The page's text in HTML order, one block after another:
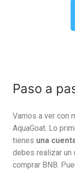
Paso a
Vamos a ver con
AquaGoat. Lo
tienes una
debes realizar un
comprar BNB.